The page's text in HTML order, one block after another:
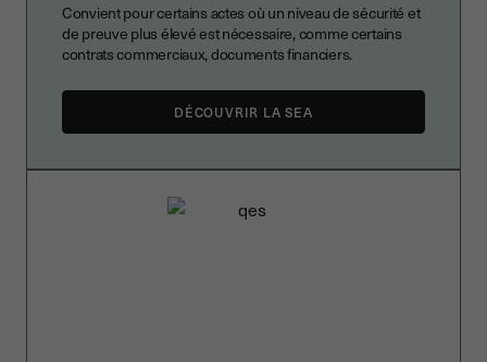
Convient pour certains actes où un niveau de sécurité et
de preuve plus élevé est nécessaire, comme certains
contrats commerciaux, documents financiers.
DÉCOUVRIR LA SEA